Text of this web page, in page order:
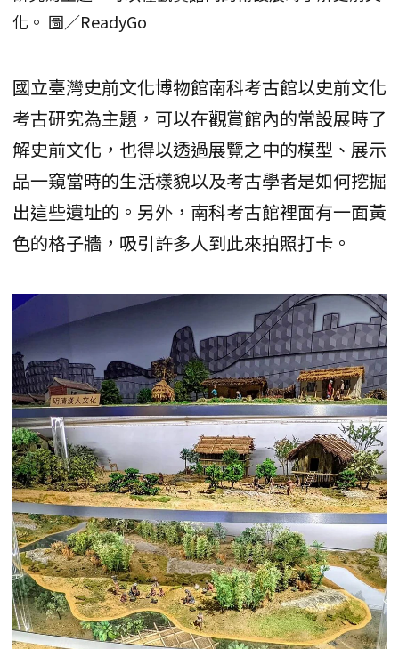
化。 圖／ReadyGo
國立臺灣史前文化博物館南科考古館以史前文化
考古研究為主題，可以在觀賞館內的常設展時了
解史前文化，也得以透過展覽之中的模型、展示
品一窺當時的生活樣貌以及考古學者是如何挖掘
出這些遺址的。另外，南科考古館裡面有一面黃
色的格子牆，吸引許多人到此來拍照打卡。